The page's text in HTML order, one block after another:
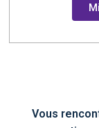
Vous